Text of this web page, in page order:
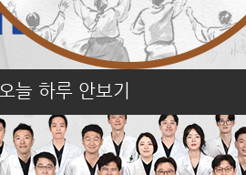
오늘 하루 안보기